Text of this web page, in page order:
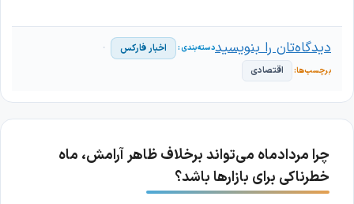
اخبار فارکس
اقتصادی
دیدگاه‌تان را بنویسید
چرا مردادماه می‌تواند برخلاف ظاهر آرامش، ماه
خطرناکی برای بازارها باشد؟